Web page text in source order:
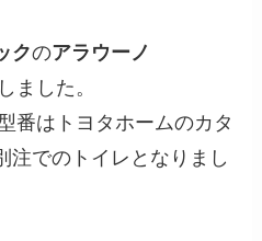
クのアラウーノ
ました。
番はトヨタホームのカタ
注でのトイレとなりまし